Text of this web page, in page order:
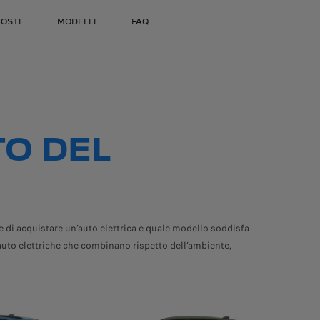
MODELLI FAQ
DEL
acquistare un’auto elettrica e quale modello soddisfa
elettriche che combinano rispetto dell’ambiente,